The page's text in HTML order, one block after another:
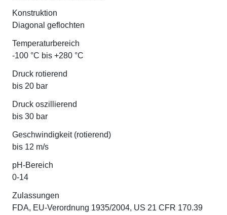
Konstruktion
Diagonal geflochten
Temperaturbereich
-100 °C bis +280 °C
Druck rotierend
bis 20 bar
Druck oszillierend
bis 30 bar
Geschwindigkeit (rotierend)
bis 12 m/s
pH-Bereich
0-14
Zulassungen
FDA, EU-Verordnung 1935/2004, US 21 CFR 170.39